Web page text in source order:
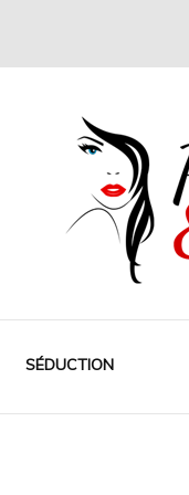
SÉDUCTION